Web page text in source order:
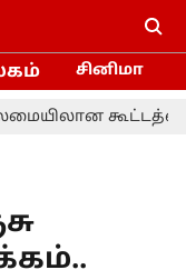
சினிமா
கூட்டத்தை